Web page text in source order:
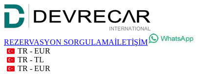
REZERVASYON SORGULAMAİLETİŞİM
TR - EUR
TR - TL
TR - EUR